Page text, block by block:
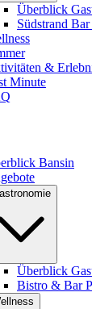
Überblick
Südstrand
&
Minute
Bansin
Überblick
Bistro & Bar